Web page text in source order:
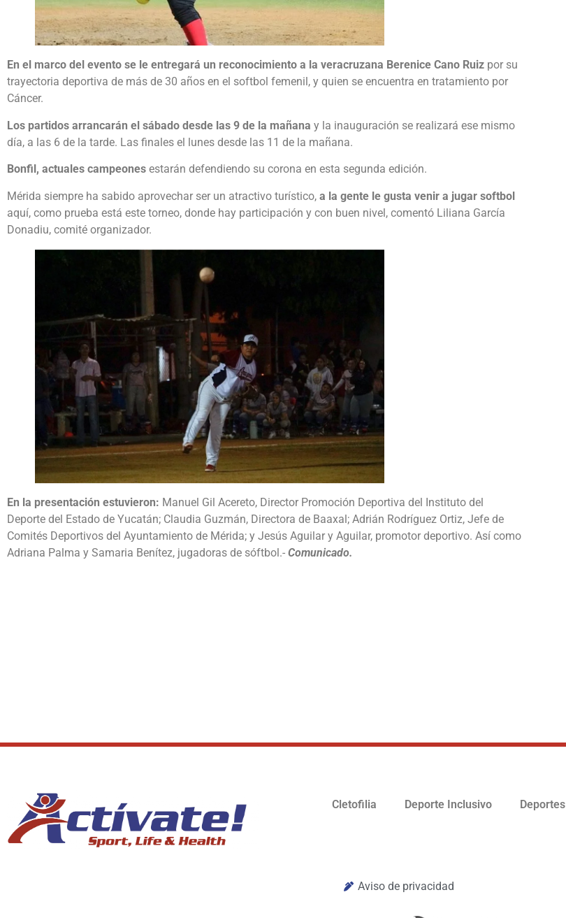
En el marco del evento se le entregará un reconocimiento a la veracruzana Berenice Cano Ruiz por su
trayectoria deportiva de más de 30 años en el softbol femenil, y quien se encuentra en tratamiento por
Cáncer.
Los partidos arrancarán el sábado desde las 9 de la mañana y la inauguración se realizará ese mismo
día, a las 6 de la tarde. Las finales el lunes desde las 11 de la mañana.
Bonfil, actuales campeones estarán defendiendo su corona en esta segunda edición.
Mérida siempre ha sabido aprovechar ser un atractivo turístico, a la gente le gusta venir a jugar softbol
aquí, como prueba está este torneo, donde hay participación y con buen nivel, comentó Liliana García
Donadiu, comité organizador.
En la presentación estuvieron: Manuel Gil Acereto, Director Promoción Deportiva del Instituto del
Deporte del Estado de Yucatán; Claudia Guzmán, Directora de Baaxal; Adrián Rodríguez Ortiz, Jefe de
Comités Deportivos del Ayuntamiento de Mérida; y Jesús Aguilar y Aguilar, promotor deportivo. Así como
Adriana Palma y Samaria Benítez, jugadoras de sóftbol.- Comunicado.
Cletofilia Deporte Inclusivo Deportes
Aviso de privacidad